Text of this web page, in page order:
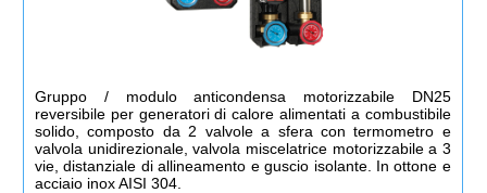
Gruppo / modulo anticondensa motorizzabile DN25
reversibile per generatori di calore alimentati a combustibile
solido, composto da 2 valvole a sfera con termometro e
valvola unidirezionale, valvola miscelatrice motorizzabile a 3
vie, distanziale di allineamento e guscio isolante. In ottone e
acciaio inox AISI 304.